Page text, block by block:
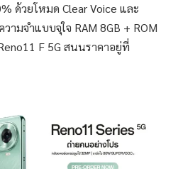
ด้วยโหมด Clear Voice และ
ามจำแบบจุใจ RAM 8GB + ROM
F 5G สนนราคาอยู่ที่